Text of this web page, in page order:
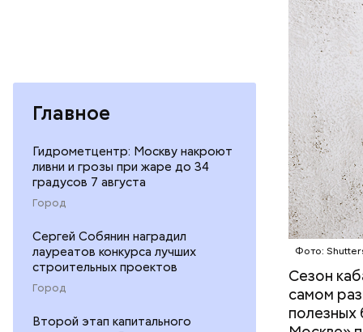
Главное
Гидрометцентр: Москву накроют
ливни и грозы при жаре до 34
градусов 7 августа
Город
Сергей Собянин наградил
лауреатов конкурса лучших
строительных проектов
Город
Второй этап капитального
Фото:
Сезон
самом
полезных
кожи;
— В